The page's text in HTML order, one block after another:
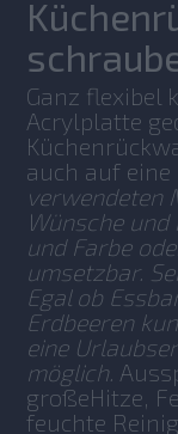
Ganz flexibel
Acrylplatte
auch auf eine
verwendeten
Wünsche
und Farbe
umsetzbar.
Egal ob
Erdbeeren
eine
möglich.
großeHitze,
feuchte